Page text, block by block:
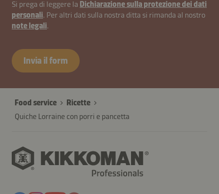
Si prega di leggere la Dichiarazione sulla protezione dei dati
personali. Per altri dati sulla nostra ditta si rimanda al nostro
note legali.
Invia il form
Food service
Ricette
Quiche Lorraine con porri e pancetta